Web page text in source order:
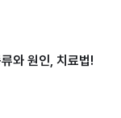
와 원인, 치료법!